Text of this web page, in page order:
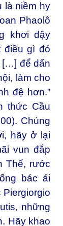
là niềm hy
Phaolô
khơi dậy
điều gì đó
[…] để dấn
làm cho
đệ hơn.”
thức Cầu
Chúng
hãy ở lại
vun đắp
Thể, rước
bác ái
những
. Hãy khao